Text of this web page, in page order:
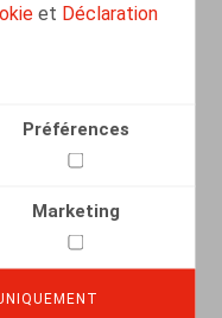
et Déclaration
Préférences
Marketing